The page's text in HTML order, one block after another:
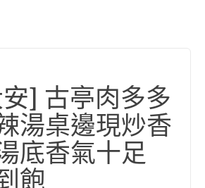
] 古亭肉多多
湯桌邊現炒香
底香氣十足
飽